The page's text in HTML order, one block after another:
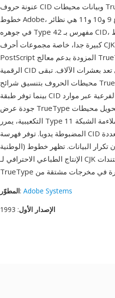
عنونة حروف CID وبيانات محيطات TrueType ملفوفة في غلاف PostScript Type 42. في ترقيم أنواع
خطوط Adobe، الأنواع 9 و10 و11 هي نظائر CID للأنواع 1 و3 و42 على التوالي — لذا فإن Type 11 هو
في جوهره Type 42 مفهرس بـ CID، مصمم لخطوط TrueType التي تحتوي على مجموعات حروف
كبيرة جدا، خاصة مجموعات أحرف CJK (الصينية واليابانية والكورية). يسمح التنسيق لمفسرات
PostScript المزودة بدعم معالج TrueType بعرض خطوط CJK TrueType مع استخدام الفهرسة
الرقمية CID بدلا من أسماء الحروف، وهو أمر حاسم لمجموعات الأحرف التي تعد بعشرات الآلاف. تبقى
محيطات الحروف بتنسيق شرائح TrueType التربيعية الأصلي، حافظة على تعليمات التلميح الأصلية،
بينما توفر طبقة CID وصولا فعالا للحروف واستخراج المجموعات الفرعية عبر موارد CMap. من مزاياه
جودة عرض TrueType المباشرة — على عكس تحويل محيطات TrueType إلى منحنيات PostScript
التكعيبية، يمرر Type 11 المحيطات الأصلية إلى المعالج سليمة، حافظا على تعليمات ملاءمة الشبكة
المضبوطة يدويا. توفر فهرسة CID ميزة أخرى بدعمها مخططات ترميز متعددة (Unicode والمعايير
الوطنية) مربوطة بنفس مجموعة الحروف دون تكرار البيانات. تظهر خطوط Type 11 بشكل أساسي في
المطوّر: Adobe Systems
الإصدار الأول: 1993